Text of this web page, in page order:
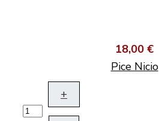
18,00 €
Pice Nicio
+